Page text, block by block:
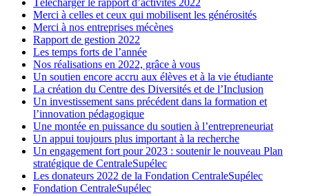
Télécharger le rapport d’activités 2022
Merci à celles et ceux qui mobilisent les générosités
Merci à nos entreprises mécènes
Rapport de gestion 2022
Les temps forts de l’année
Nos réalisations en 2022, grâce à vous
Un soutien encore accru aux élèves et à la vie étudiante
La création du Centre des Diversités et de l’Inclusion
Un investissement sans précédent dans la formation et
l’innovation pédagogique
Une montée en puissance du soutien à l’entrepreneuriat
Un appui toujours plus important à la recherche
Un engagement fort pour 2023 : soutenir le nouveau Plan
stratégique de CentraleSupélec
Les donateurs 2022 de la Fondation CentraleSupélec
Fondation CentraleSupélec